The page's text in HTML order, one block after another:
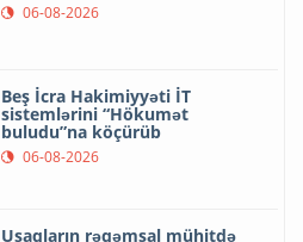
06-08-2026
Beş İcra Hakimiyyəti İT
sistemlərini “Hökumət
buludu”na köçürüb
06-08-2026
Uşaqların rəqəmsal mühitdə